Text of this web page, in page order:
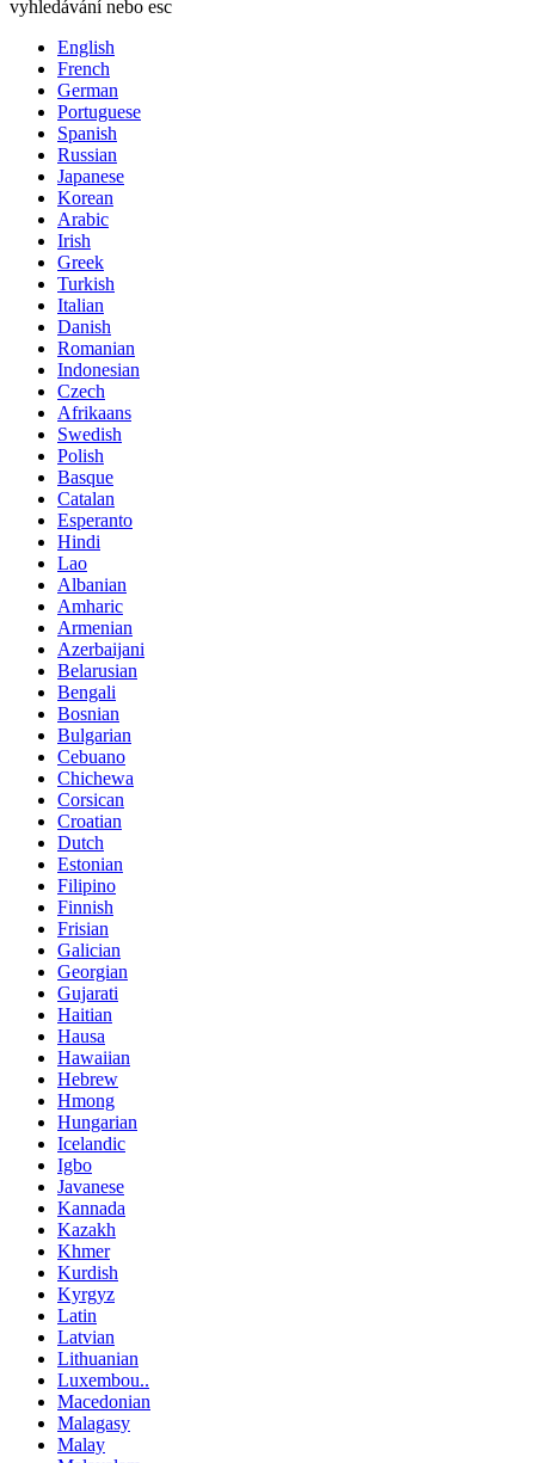
vyhledávání nebo esc
English
French
German
Portuguese
Spanish
Russian
Japanese
Korean
Arabic
Irish
Greek
Turkish
Italian
Danish
Romanian
Indonesian
Czech
Afrikaans
Swedish
Polish
Basque
Catalan
Esperanto
Hindi
Lao
Albanian
Amharic
Armenian
Azerbaijani
Belarusian
Bengali
Bosnian
Bulgarian
Cebuano
Chichewa
Corsican
Croatian
Dutch
Estonian
Filipino
Finnish
Frisian
Galician
Georgian
Gujarati
Haitian
Hausa
Hawaiian
Hebrew
Hmong
Hungarian
Icelandic
Igbo
Javanese
Kannada
Kazakh
Khmer
Kurdish
Kyrgyz
Latin
Latvian
Lithuanian
Luxembou..
Macedonian
Malagasy
Malay